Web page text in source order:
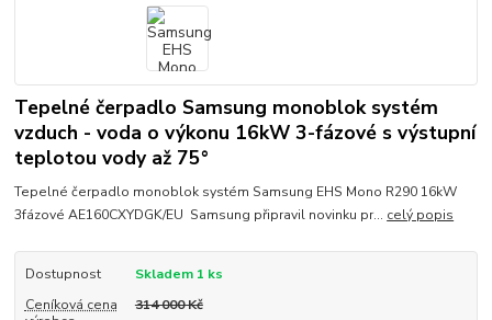
Tepelné čerpadlo Samsung monoblok systém
vzduch - voda o výkonu 16kW 3-fázové s výstupní
teplotou vody až 75°
Tepelné čerpadlo monoblok systém Samsung EHS Mono R290 16kW
3fázové AE160CXYDGK/EU Samsung připravil novinku pr... celý popis
Dostupnost
Skladem 1 ks
Ceníková cena
314 000 Kč